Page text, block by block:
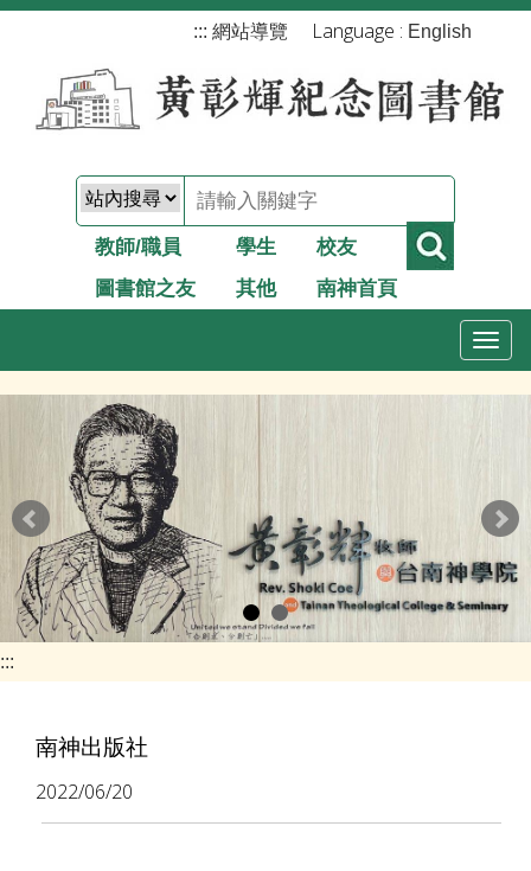
跳
::: 網站導覽 Language : English
教師/職員 學生
校友
圖書館之友
其他 南神首頁
T
l
e
n
a
:::
南神出版社
2022/06/20